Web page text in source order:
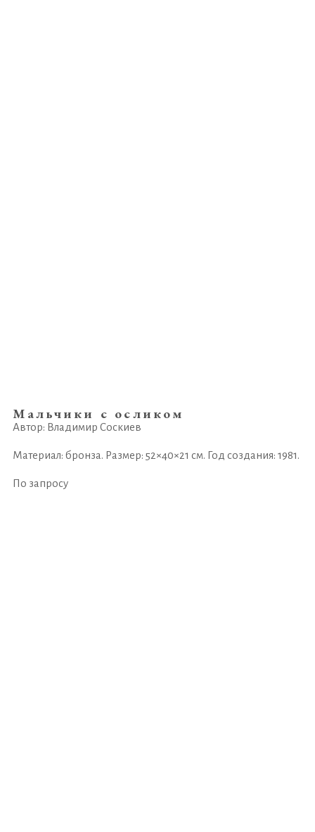
Мальчики с осликом
Автор: Владимир Соскиев
Материал: бронза. Размер: 52×40×21 см. Год создания: 1981.
По запросу